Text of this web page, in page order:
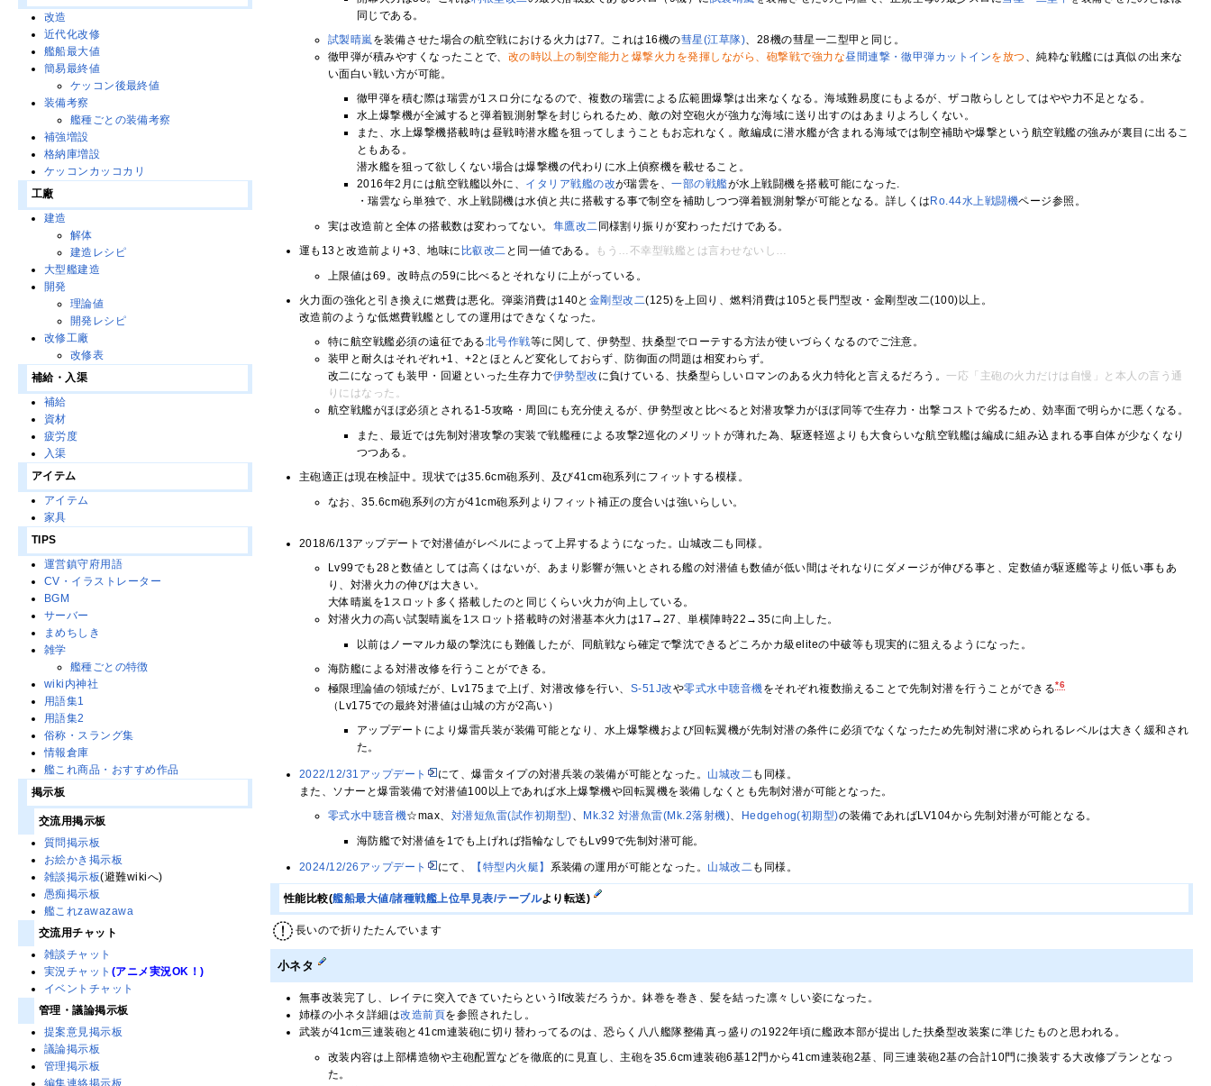
同じである。
試製晴嵐を装備させた場合の航空戦における火力は77。これは16機の彗星(江草隊)、28機の彗星一二型甲と同じ。
徹甲弾が積みやすくなったことで、 改の時以上の制空能力と爆撃火力を発揮しながら、砲撃戦で強力な昼間連撃・徹甲弾カットインを放つ 、純粋な戦艦には真似の出来な
い面白い戦い方が可能。
徹甲弾を積む際は瑞雲が1スロ分になるので、複数の瑞雲による広範囲爆撃は出来なくなる。海域難易度にもよるが、ザコ散らしとしてはやや力不足となる。
水上爆撃機が全滅すると弾着観測射撃を封じられるため、敵の対空砲火が強力な海域に送り出すのはあまりよろしくない。
また、水上爆撃機搭載時は昼戦時潜水艦を狙ってしまうこともお忘れなく。敵編成に潜水艦が含まれる海域では制空補助や爆撃という航空戦艦の強みが裏目に出るこ
ともある。
潜水艦を狙って欲しくない場合は爆撃機の代わりに水上偵察機を載せること。
2016年2月には航空戦艦以外に、 イタリア戦艦の改が瑞雲を、一部の戦艦が水上戦闘機を搭載可能になった.
・瑞雲なら単独で、水上戦闘機は水偵と共に搭載する事で制空を補助しつつ弾着観測射撃が可能となる。詳しくは Ro.44水上戦闘機ページ参照。
実は改造前と全体の搭載数は変わってない。 隼鷹改二 同様割り振りが変わっただけである。
運も13と改造前より+3、地味に 比叡改二 と同一値である。
もう…不幸型戦艦とは言わせないし…
上限値は69。改時点の59に比べるとそれなりに上がっている。
火力面の強化と引き換えに燃費は悪化。弾薬消費は140と 金剛型改二(125)を上回り、燃料消費は105と長門型改・金剛型改二(100)以上。
改造前のような低燃費戦艦としての運用はできなくなった。
特に航空戦艦必須の遠征である北号作戦等に関して、伊勢型、扶桑型でローテする方法が使いづらくなるのでご注意。
装甲と耐久はそれぞれ+1、+2とほとんど変化しておらず、防御面の問題は相変わらず。
改二になっても装甲・回避といった生存力で伊勢型改 に負けている、扶桑型らしいロマンのある火力特化と言えるだろう。一応「主砲の火力だけは自慢」と本人の言う通
りにはなった。
航空戦艦がほぼ必須とされる1-5攻略・周回にも充分使えるが、伊勢型改と比べると対潜攻撃力がほぼ同等で生存力・出撃コストで劣るため、効率面で明らかに悪くなる。
また、最近では先制対潜攻撃の実装で戦艦種による攻撃2巡化のメリットが薄れた為、駆逐軽巡よりも大食らいな航空戦艦は編成に組み込まれる事自体が少なくなり
つつある。
主砲適正は現在検証中。現状では35.6cm砲系列、及び41cm砲系列にフィットする模様。
なお、35.6cm砲系列の方が41cm砲系列よりフィット補正の度合いは強いらしい。
2018/6/13アップデートで対潜値がレベルによって上昇するようになった。山城改二も同様。
Lv99でも28と数値としては高くはないが、あまり影響が無いとされる艦の対潜値も数値が低い間はそれなりにダメージが伸びる事と、定数値が駆逐艦等より低い事もあ
り、対潜火力の伸びは大きい。
大体晴嵐を1スロット多く搭載したのと同じくらい火力が向上している。
対潜火力の高い試製晴嵐を1スロット搭載時の対潜基本火力は17→27、単横陣時22→35に向上した。
以前はノーマルカ級の撃沈にも難儀したが、同航戦なら確定で撃沈できるどころかカ級eliteの中破等も現実的に狙えるようになった。
海防艦による対潜改修を行うことができる。
極限理論値の領域だが、Lv175まで上げ、対潜改修を行い、 S-51J改や零式水中聴音機をそれぞれ複数揃えることで先制対潜を行うことができる*6
（Lv175での最終対潜値は山城の方が2高い）
アップデートにより爆雷兵装が装備可能となり、水上爆撃機および回転翼機が先制対潜の条件に必須でなくなったため先制対潜に求められるレベルは大きく緩和され
た。
2022/12/31アップデート にて、爆雷タイプの対潜兵装の装備が可能となった。 山城改二も同様。
また、ソナーと爆雷装備で対潜値100以上であれば水上爆撃機や回転翼機を装備しなくとも先制対潜が可能となった。
零式水中聴音機☆max、 対潜短魚雷(試作初期型)、 Mk.32 対潜魚雷(Mk.2落射機)、 Hedgehog(初期型)の装備であればLV104から先制対潜が可能となる。
海防艦で対潜値を1でも上げれば指輪なしでもLv99で先制対潜可能。
2024/12/26アップデート にて、 【特型内火艇】 系装備の運用が可能となった。 山城改二も同様。
性能比較(艦船最大値/諸種戦艦上位早見表/テーブルより転送)
長いので折りたたんでいます
小ネタ
無事改装完了し、レイテに突入できていたらというIf改装だろうか。鉢巻を巻き、髪を結った凛々しい姿になった。
姉様の小ネタ詳細は改造前頁を参照されたし。
武装が41cm三連装砲と41cm連装砲に切り替わってるのは、恐らく八八艦隊整備真っ盛りの1922年頃に艦政本部が提出した扶桑型改装案に準じたものと思われる。
改装内容は上部構造物や主砲配置などを徹底的に見直し、主砲を35.6cm連装砲6基12門から41cm連装砲2基、同三連装砲2基の合計10門に換装する大改修プランとなっ
た。
改造
近代化改修
艦船最大値
簡易最終値
ケッコン後最終値
装備考察
艦種ごとの装備考察
補強増設
格納庫増設
ケッコンカッコカリ
工廠
建造
解体
建造レシピ
大型艦建造
開発
理論値
開発レシピ
改修工廠
改修表
補給・入渠
補給
資材
疲労度
入渠
アイテム
アイテム
家具
TIPS
運営鎮守府用語
CV・イラストレーター
BGM
サーバー
まめちしき
雑学
艦種ごとの特徴
wiki内神社
用語集1
用語集2
俗称・スラング集
情報倉庫
艦これ商品・おすすめ作品
掲示板
交流用掲示板
質問掲示板
お絵かき掲示板
雑談掲示板(避難wikiへ)
愚痴掲示板
艦これzawazawa
交流用チャット
雑談チャット
実況チャット (アニメ実況OK！)
イベントチャット
管理・議論掲示板
提案意見掲示板
議論掲示板
管理掲示板